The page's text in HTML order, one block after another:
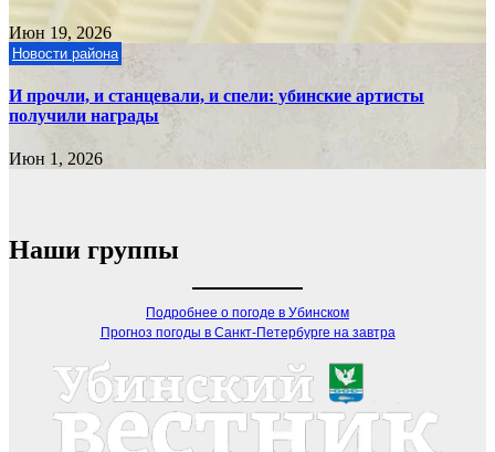
Июн 19, 2026
Новости района
И прочли, и станцевали, и спели: убинские артисты
получили награды
Июн 1, 2026
Наши группы
Подробнее о погоде в Убинском
Прогноз погоды в Санкт-Петербурге на завтра